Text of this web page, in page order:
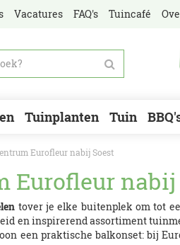
Eurofleur nabij Soest
Vacatures FAQ's Tuincafé
Tuinplanten Tuin
nabij
tover je elke buitenplek om tot
en inspirerend assortiment
een praktische balkonset: bij